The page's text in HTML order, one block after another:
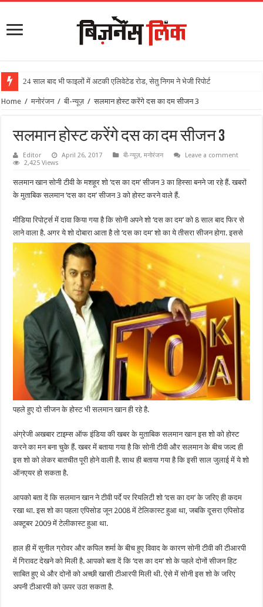
24 साल बाद भी फाइलों में अटकी एलिवेटेड रोड, सेतु निगम ने भेजी रिपोर्ट
Home / मनोरंजन / बी-न्यूज़ / सलमान होस्ट करेंगे दस का दम सीजन 3
सलमान होस्ट करेंगे दस का दम सीजन 3
Editor April 26, 2017 बी-न्यूज़,मनोरंजन
Leave a comment
2,425 Views
सलमान खान सोनी टीवी के मशहूर शो ‘दस का दम’ सीजन 3 का हिस्सा बनने जा रहे हैं. खबरों
के मुताबिक सलमान ‘दस का दम’ सीजन 3 को होस्ट करने वाले हैं.
मीडिया रिपोर्ट्स में दावा किया गया है कि सोनी अपने शो ‘दस का दम’ को 8 साल बाद फिर से
लाने वाला है. अगर ये शो दोबारा आता है तो ‘दस का दम’ शो का ये तीसरा सीजन होगा. इससे
पहले हुए दो सीजन के होस्ट भी सलमान खान ही रहे है.
अंग्रेजी अखबार टाइम्स ऑफ इंडिया की खबर के मुताबिक सलमान खान इस शो को होस्ट
करने का मन बना चुके हैं. खबर में बताया गया है कि सोनी टीवी और सलमान के बीच जल्द ही
इस शो को लेकर बातचीत पूरी होने वाली है. साथ ही बताया गया है कि इसी साल जुलाई में ये शो
ऑनएयर हो सकता है.
आपको बता दें कि सलमान खान ने टीवी पर्दे पर रियलिटी शो ‘दस का दम’ के जरिए ही कदम
रखा था. इस शो का पहला एपिसोड जून 2008 में टेलिकास्ट हुआ था, जबकि दूसरा एपिसोड
अक्टूबर 2009 में टेलीकास्ट हुआ था.
हाल ही में सुनील ग्रोवर और कपिल शर्मा के बीच हुए विवाद के कारण सोनी टीवी की टीआरपी
में गिरावट देखने को मिली है. आपको बता दें कि ‘दस का दम’ शो के पहले दोनों सीजन हिट
साबित हुए थे और दोनों को अच्छी खासी टीआरपी मिली थी. ऐसे में सोनी इस शो के जरिए
अपनी टीआरपी को ऊपर उठा सकता है.